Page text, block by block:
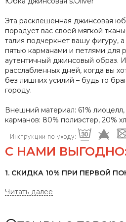
Эта расклешенная джинсовая
порадует вас своей мягкой
талия подчеркнет вашу фигуру,
пятью карманами и петлями для
аутентичный джинсовый образ.
расслабленных дней, когда вы
без лишних усилий – будь то
городу.
Внешний материал: 61% лиоцелл,
карманов: 80% полиэстер, 20%
С НАМИ
1. СКИДКА 10% ПРИ ПЕРВОЙ
2. СКИДКА 20% НА ДЕНЬ